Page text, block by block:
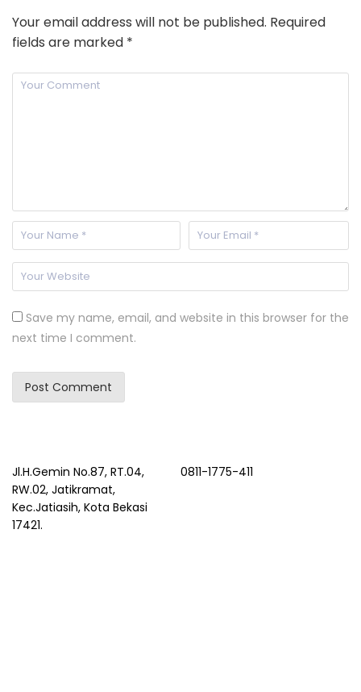
Your email address will not be published. Required
fields are marked *
Save my name, email, and website in this browser for the
next time I comment.
Jl.H.Gemin No.87, RT.04,
RW.02, Jatikramat,
Kec.Jatiasih, Kota Bekasi
17421.
0811-1775-411